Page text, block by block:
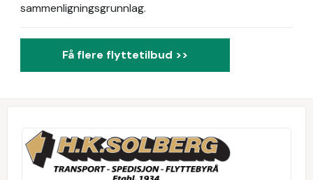
sammenligningsgrunnlag.
Få flere flyttetilbud >>